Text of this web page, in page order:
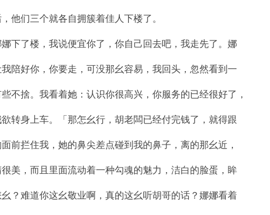
他们三个就各自拥簇着佳人下楼了。
了楼，我说便宜你了，你自己回去吧，我走先了。娜
陪好你，你要走，可没那幺容易，我回头，忽然看到一
不捨。我看着她：认识你很高兴，你服务的已经很好了，
转身上车。「那怎幺行，胡老闆已经付完钱了，就得跟
前拦住我，她的鼻尖差点碰到我的鼻子，离的那幺近，
美，而且里面流动着一种勾魂的魅力，洁白的脸蛋，眸
？难道你这幺敬业啊，真的这幺听胡哥的话？娜娜看着